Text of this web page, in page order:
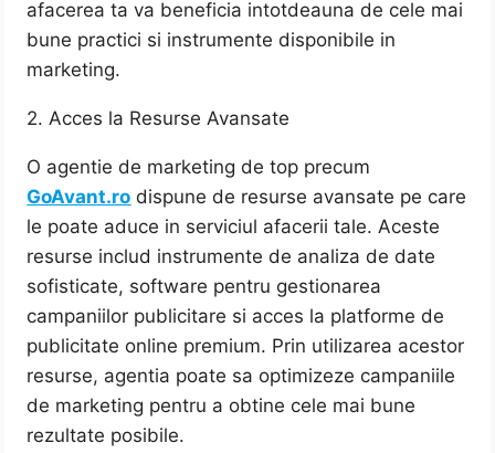
afacerea ta va beneficia intotdeauna de cele mai
bune practici si instrumente disponibile in
marketing.
2. Acces la Resurse Avansate
O agentie de marketing de top precum
GoAvant.ro dispune de resurse avansate pe care
le poate aduce in serviciul afacerii tale. Aceste
resurse includ instrumente de analiza de date
sofisticate, software pentru gestionarea
campaniilor publicitare si acces la platforme de
publicitate online premium. Prin utilizarea acestor
resurse, agentia poate sa optimizeze campaniile
de marketing pentru a obtine cele mai bune
rezultate posibile.